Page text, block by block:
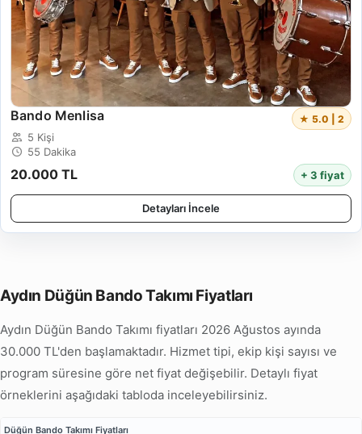
Bando Menlisa ★ 5.0 | 2
5 Kişi
55 Dakika
20.000 TL + 3 fiyat
Detayları İncele
Aydın Düğün Bando Takımı Fiyatları
Aydın Düğün Bando Takımı fiyatları 2026 Ağustos ayında
30.000 TL'den başlamaktadır. Hizmet tipi, ekip kişi sayısı ve
program süresine göre net fiyat değişebilir. Detaylı fiyat
örneklerini aşağıdaki tabloda inceleyebilirsiniz.
Düğün Bando Takımı Fiyatları